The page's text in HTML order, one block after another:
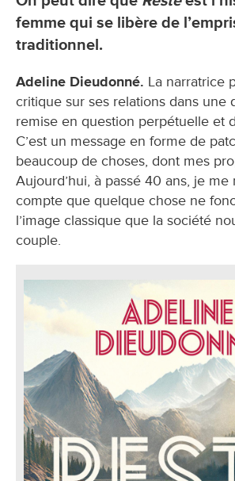
femme qui se libère de
traditionnel.
Adeline Dieudonné. La narratrice
critique sur ses relations dans une
remise en question perpétuelle et
C’est un message en forme de
beaucoup de choses, dont mes
Aujourd’hui, à passé 40 ans, je me
compte que quelque chose ne
l’image classique que la société
couple.